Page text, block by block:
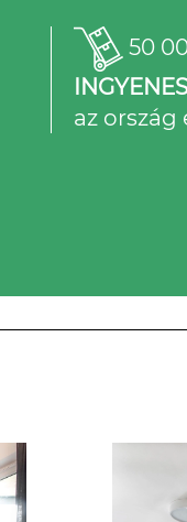
50
INGYENES
az ország